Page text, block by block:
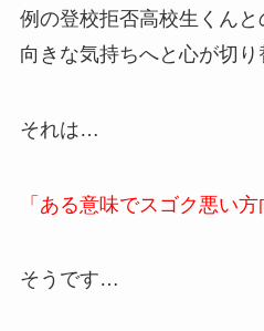
例の登校拒否高校生くん
向きな気持ちへと心が切り
それは…
「ある意味でスゴク悪い
そうです…